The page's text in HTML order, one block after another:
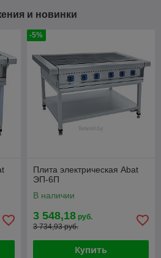
и новинки
-5%
Плита электрическая Abat
ЭП-6П
В наличии
3 548,18 руб.
3 734,93 руб.
Купить